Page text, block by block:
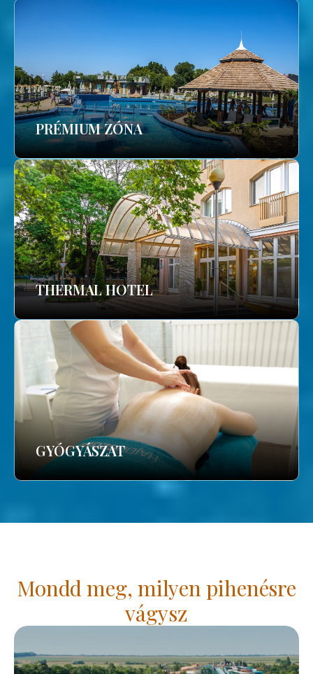
PRÉMIUM ZÓNA
THERMAL HOTEL
GYÓGYÁSZAT
Mondd meg, milyen pihenésre
vágysz